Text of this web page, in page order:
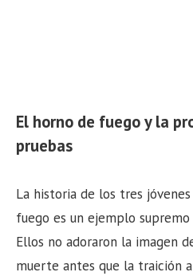
El horno de fuego y la
pruebas
La historia de los tres
fuego es un ejemplo
Ellos no adoraron la imagen
muerte antes que la traición